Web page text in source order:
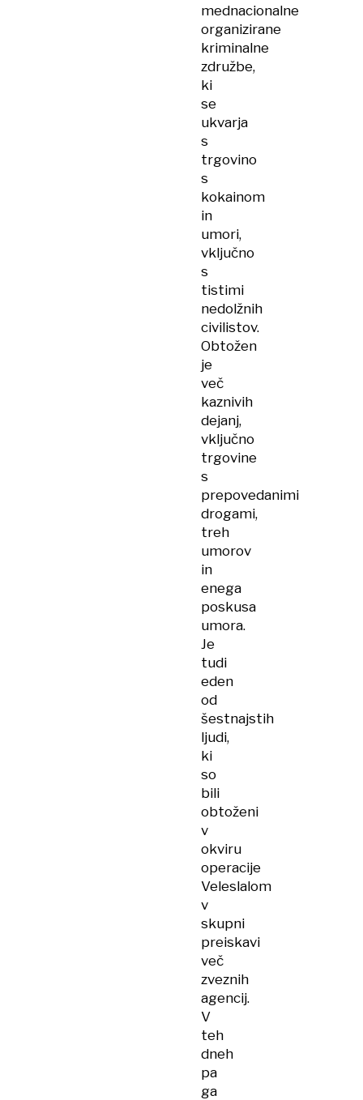
mednacionalne
organizirane
kriminalne
združbe,
ki
se
ukvarja
s
trgovino
s
kokainom
in
umori,
vključno
s
tistimi
nedolžnih
civilistov.
Obtožen
je
več
kaznivih
dejanj,
vključno
trgovine
s
prepovedanimi
drogami,
treh
umorov
in
enega
poskusa
umora.
Je
tudi
eden
od
šestnajstih
ljudi,
ki
so
bili
obtoženi
v
okviru
operacije
Veleslalom
v
skupni
preiskavi
več
zveznih
agencij.
V
teh
dneh
pa
ga